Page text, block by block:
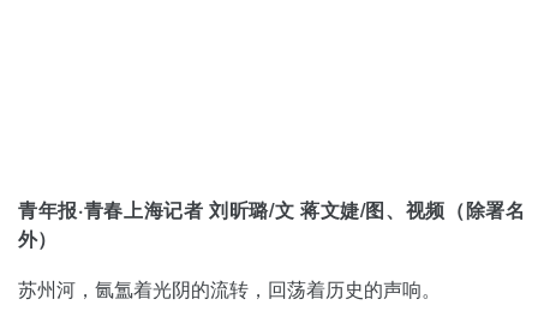
青年报·青春上海记者 刘昕璐/文 蒋文婕/图、视频（除署名
外）
苏州河，氤氲着光阴的流转，回荡着历史的声响。